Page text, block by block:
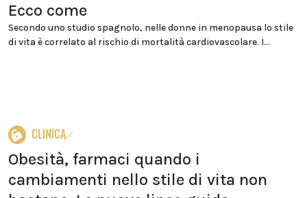
Ecco come
Secondo uno studio spagnolo, nelle donne in menopausa lo stile
di vita è correlato al rischio di mortalità cardiovascolare. I...
CLINICA
Obesità, farmaci quando i
cambiamenti nello stile di vita non